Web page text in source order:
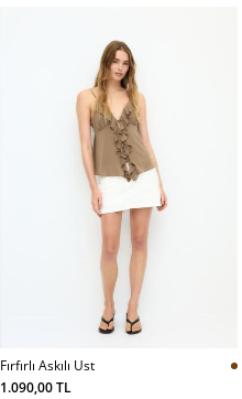
Fırfırlı Askılı Ust
1.090,00 TL